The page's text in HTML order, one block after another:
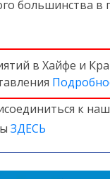
большинства
в Хайфе и
к
ЗДЕСЬ